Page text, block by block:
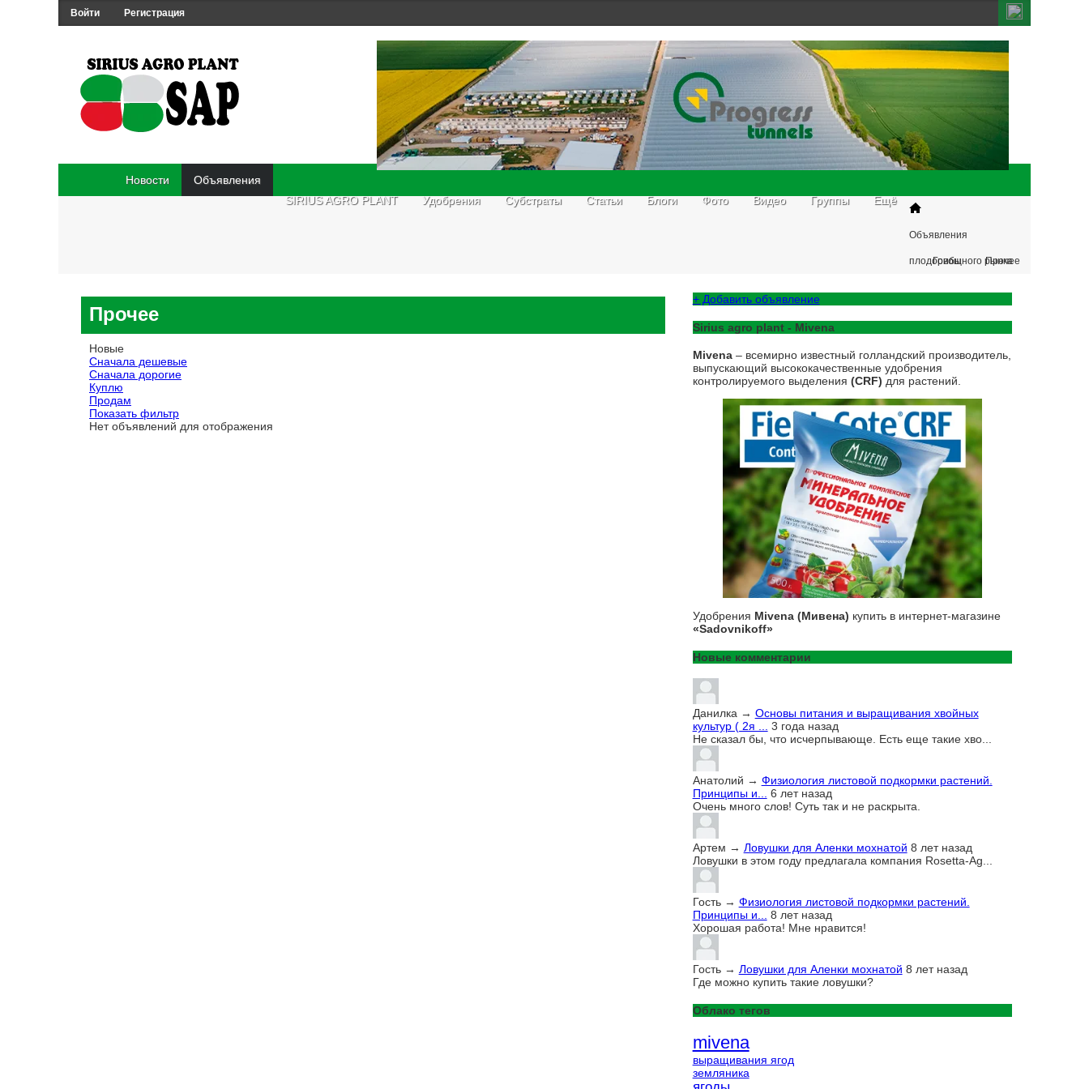
Войти Регистрация
Новости
Объявления
SIRIUS AGRO PLANT
Удобрения Субстраты Статьи Блоги Фото Видео Группы Ещё
Объявления
плодоовощного рынка
Грибы Прочее
Прочее
Новые
Сначала дешевые
Сначала дорогие
Куплю
Продам
Показать фильтр
Нет объявлений для отображения
+ Добавить объявление
Sirius agro plant - Mivena
Mivena – всемирно известный голландский производитель,
выпускающий высококачественные удобрения
контролируемого выделения (CRF) для растений.
Удобрения Mivena (Мивена) купить в интернет-магазине
«Sadovnikoff»
Новые комментарии
Данилка→ Основы питания и выращивания хвойных
культур ( 2я ... 3 года назад
Не сказал бы, что исчерпывающе. Есть еще такие хво...
Анатолий → Физиология листовой подкормки растений.
Принципы и... 6 лет назад
Очень много слов! Суть так и не раскрыта.
Артем → Ловушки для Аленки мохнатой 8 лет назад
Ловушки в этом году предлагала компания Rosetta-Ag...
Гость→ Физиология листовой подкормки растений.
Принципы и... 8 лет назад
Хорошая работа! Мне нравится!
Гость→ Ловушки для Аленки мохнатой 8 лет назад
Где можно купить такие ловушки?
Облако тегов
mivena
выращивания ягод
земляника